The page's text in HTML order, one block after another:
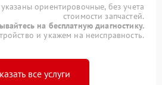
ориентировочные, без учета
стоимости запчастей.
на бесплатную диагностику.
и укажем на неисправность.
все услуги